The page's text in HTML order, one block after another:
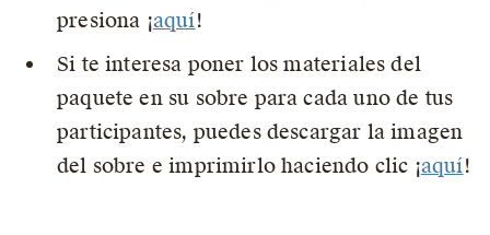
presiona ¡aquí!
Si te interesa poner los materiales del
paquete en su sobre para cada uno de tus
participantes, puedes descargar la imagen
del sobre e imprimirlo haciendo clic ¡aquí!